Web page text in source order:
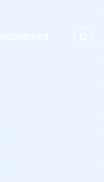
RECURSOS